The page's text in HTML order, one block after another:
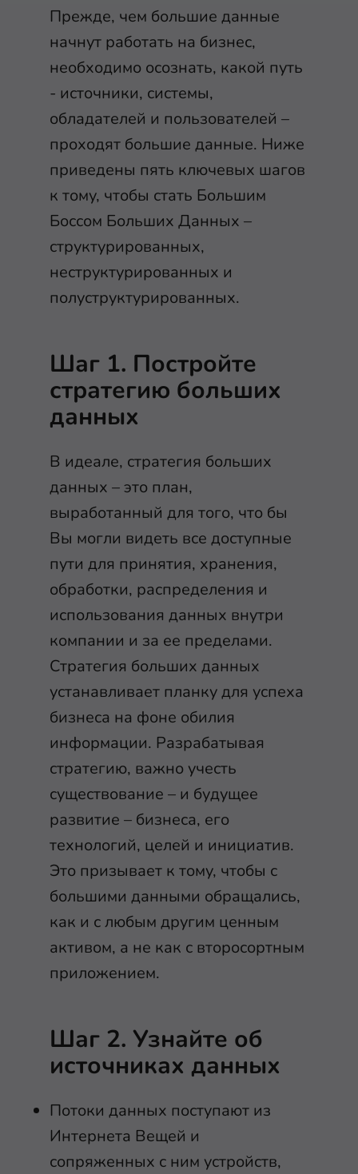
Прежде, чем большие данные
начнут работать на бизнес,
необходимо осознать, какой путь
- источники, системы,
обладателей и пользователей –
проходят большие данные. Ниже
приведены пять ключевых шагов
к тому, чтобы стать Большим
Боссом Больших Данных –
структурированных,
неструктурированных и
полуструктурированных.
Шаг 1. Постройте
стратегию больших
данных
В идеале, стратегия больших
данных – это план,
выработанный для того, что бы
Вы могли видеть все доступные
пути для принятия, хранения,
обработки, распределения и
использования данных внутри
компании и за ее пределами.
Стратегия больших данных
устанавливает планку для успеха
бизнеса на фоне обилия
информации. Разрабатывая
стратегию, важно учесть
существование – и будущее
развитие – бизнеса, его
технологий, целей и инициатив.
Это призывает к тому, чтобы с
большими данными обращались,
как и с любым другим ценным
активом, а не как с второсортным
приложением.
Шаг 2. Узнайте об
источниках данных
Потоки данных поступают из
Интернета Вещей и
сопряженных с ним устройств,